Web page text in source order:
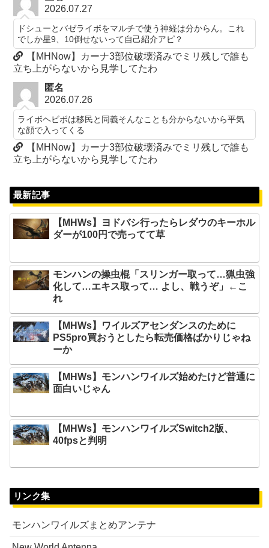
2026.07.27
ドシューとバゼライボをマルチで使う神経は分からん。これ
でしか星9、10倒せないって自己紹介アピ？
【MHNow】カーナ3部位破壊済みでミリ残しで誰も
立ち上がらないから見学してたわ
匿名
2026.07.26
ライボヘビボは移民と同義そんなことも分からないから平気
な顔で入ってくる
【MHNow】カーナ3部位破壊済みでミリ残しで誰も
立ち上がらないから見学してたわ
最新記事
【MHWs】ヨドバシ行ったらレダウのキーホル
ダーが100円で売ってて草
モンハンの操虫棍「スリンガー取って…猟虫強
化して…エキス取って… よし、戦うぞ」←こ
れ
【MHWs】ワイルズアセンダンスのために
PS5pro買おうとしたら転売価格ばかりじゃね
ーか
【MHWs】モンハンワイルズ始めたけど普通に
面白いじゃん
【MHWs】モンハンワイルズSwitch2版、
40fpsと判明
リンク集
モンハンワイルズまとめアンテナ